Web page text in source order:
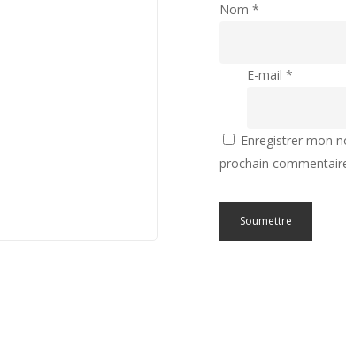
Nom *
E-mail *
Enregistrer mon
prochain